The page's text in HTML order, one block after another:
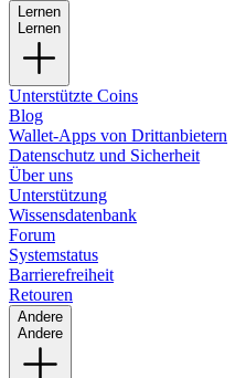
Lernen
Lernen
Unterstützte Coins
Blog
Wallet-Apps von Drittanbietern
Datenschutz und Sicherheit
Über uns
Unterstützung
Wissensdatenbank
Forum
Systemstatus
Barrierefreiheit
Retouren
Andere
Andere